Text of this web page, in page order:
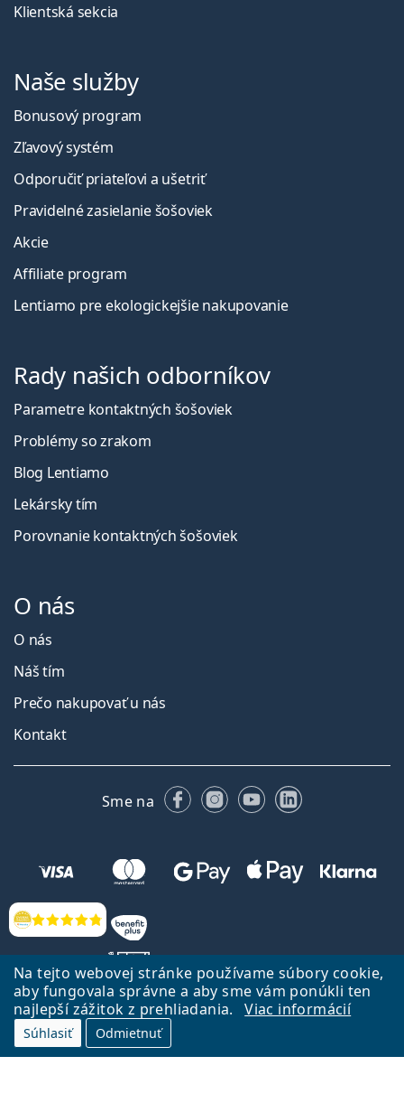
Na tejto webovej stránke používame súbory cookie,
aby fungovala správne a aby sme vám ponúkli ten
najlepší zážitok z prehliadania.
Viac informácií
Súhlasiť Odmietnuť
Hodnotenia
Klientská sekcia
Naše služby
Bonusový program
Zľavový systém
Odporučiť priateľovi a ušetriť
Pravidelné zasielanie šošoviek
Akcie
Affiliate program
Lentiamo pre ekologickejšie nakupovanie
Rady našich odborníkov
Parametre kontaktných šošoviek
Problémy so zrakom
Blog Lentiamo
Lekársky tím
Porovnanie kontaktných šošoviek
O nás
O nás
Náš tím
Prečo nakupovať u nás
Kontakt
Sme na FacebookuInstagrame
YouTubeLinkedIn
Späť na Úvodnu stránku
Lentiamo.sk vlastní a prevádzkuje spoločnosť Lentiamo s.r.o., Česká